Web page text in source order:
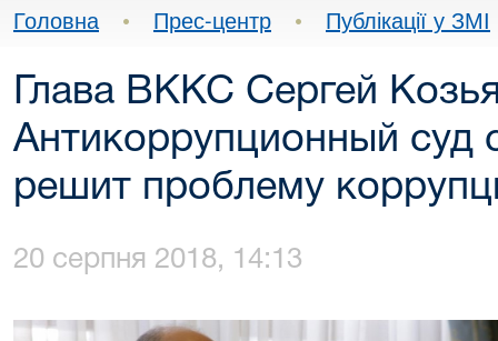
Головна • Прес-центр • Публікації у ЗМІ
Глава ВККС Сергей
Антикоррупционный суд
решит проблему
20 серпня 2018, 14:13